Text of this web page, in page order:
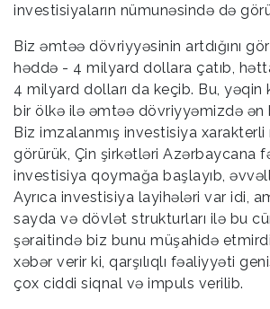
investisiyaların nümunəsində də
Biz əmtəə dövriyyəsinin artdığını
həddə - 4 milyard dollara çatıb,
4 milyard dolları da keçib. Bu, yəqin
bir ölkə ilə əmtəə dövriyyəmizdə ən
Biz imzalanmış investisiya
görürük, Çin şirkətləri Azərbaycana
investisiya qoymağa başlayıb,
Ayrıca investisiya layihələri var idi,
sayda və dövlət strukturları ilə bu
şəraitində biz bunu müşahidə
xəbər verir ki, qarşılıqlı fəaliyyəti
çox ciddi siqnal və impuls verilib.